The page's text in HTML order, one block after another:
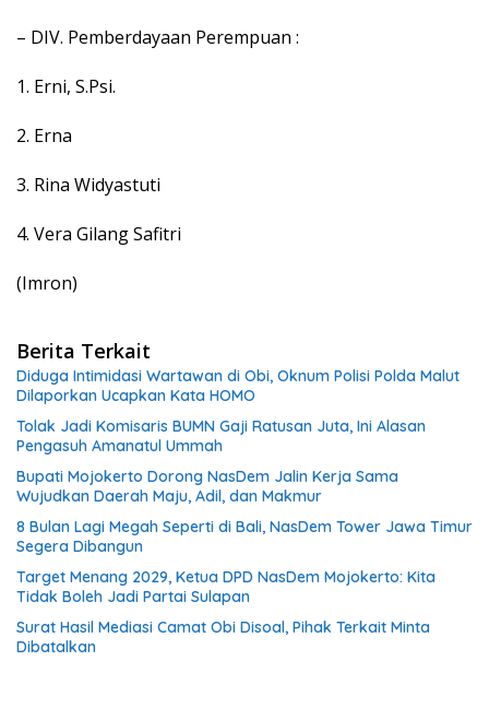
– DIV. Pemberdayaan Perempuan :
1. Erni, S.Psi.
2. Erna
3. Rina Widyastuti
4. Vera Gilang Safitri
(Imron)
Berita Terkait
Diduga Intimidasi Wartawan di Obi, Oknum Polisi Polda Malut
Dilaporkan Ucapkan Kata HOMO
Tolak Jadi Komisaris BUMN Gaji Ratusan Juta, Ini Alasan
Pengasuh Amanatul Ummah
Bupati Mojokerto Dorong NasDem Jalin Kerja Sama
Wujudkan Daerah Maju, Adil, dan Makmur
8 Bulan Lagi Megah Seperti di Bali, NasDem Tower Jawa Timur
Segera Dibangun
Target Menang 2029, Ketua DPD NasDem Mojokerto: Kita
Tidak Boleh Jadi Partai Sulapan
Surat Hasil Mediasi Camat Obi Disoal, Pihak Terkait Minta
Dibatalkan